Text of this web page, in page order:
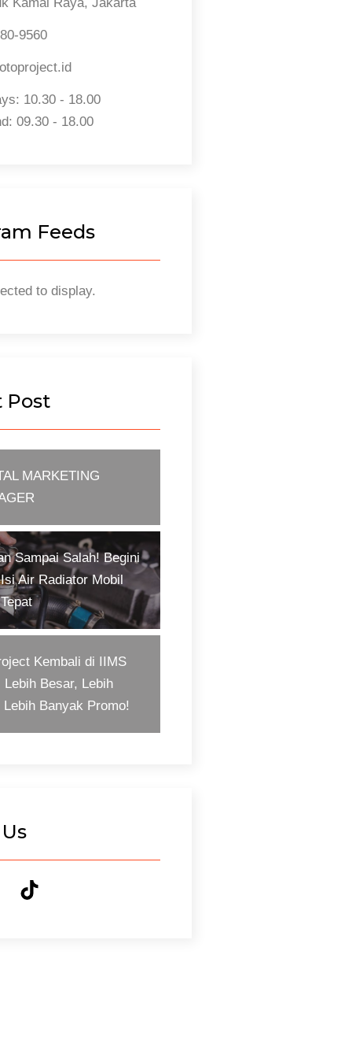
9560
10.30 - 18.00
09.30 - 18.00
Feeds
to display.
Post
MARKETING
Sampai Salah! Begini
Air Radiator Mobil
Kembali di IIMS
Lebih Besar, Lebih
Lebih Banyak Promo!